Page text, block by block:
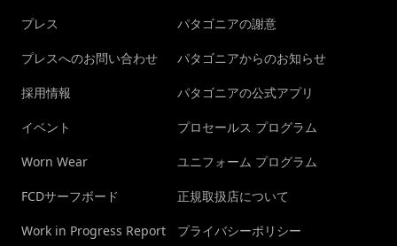
プレス
プレスへのお問い合わせ
採用情報
イベント
Worn Wear
FCDサーフボード
Work in Progress Report
パタゴニアの謝意
パタゴニアからのお知らせ
パタゴニアの公式アプリ
プロセールス プログラム
ユニフォーム プログラム
正規取扱店について
プライバシーポリシー